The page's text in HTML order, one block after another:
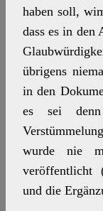
haben soll,
dass es in den
übrigens
in den
es sei
wurde nie
veröffentlicht
und die